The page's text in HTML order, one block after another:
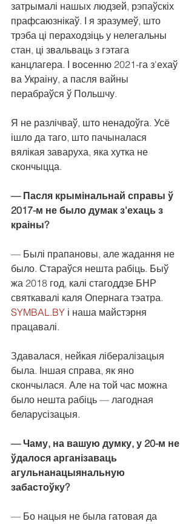
затрымалі нашых людзей, рэпаўскіх
прафсаюзнікаў. І я зразумеў, што
трэба ці пераходзіць у нелегальны
стан, ці звальваць з гэтага
канцлагера. І восенню 2021-га з'ехаў
ва Украіну, а пасля вайны
перабраўся ў Польшчу.
Я не разлічваў, што ненадоўга. Усё
ішло да таго, што пачыналася
вялікая заваруха, яка хутка не
скончыцца.
— Пасля крымінальнай справы ў
2017-м не было думак з'ехаць з
краіны?
— Былі прапановы, але жадання не
было. Стараўся нешта рабіць. Быў
жа 2018 год, калі стагоддзе БНР
святкавалі каля Опернага тэатра.
SYMBAL.BY і наша майстэрня
працавалі.
Здавалася, нейкая лібералізацыя
была. Іншая справа, як яно
скончылася. Але на той час можна
было нешта рабіць — лагодная
беларусізацыя.
— Чаму, на вашую думку, у 20-м не
ўдалося арганізаваць
агульнанацыянальную
забастоўку?
— Бо нацыя не была гатовая да